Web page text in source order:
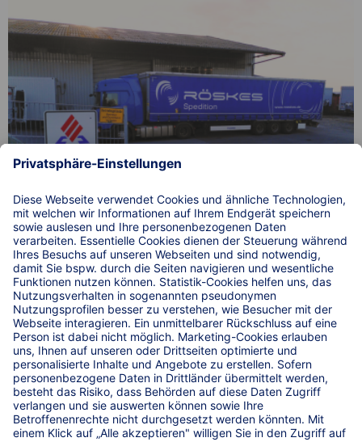
Einfach. Sicher. Parken. an der A44 bei Röskes Logistics
GmbH in Heiligenhaus.
© 2026 WIRKSTATT GmbH